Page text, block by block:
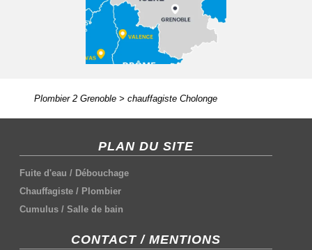
Plombier 2 Grenoble> chauffagiste Cholonge
PLAN DU SITE
Fuite d'eau / Débouchage
Chauffagiste / Plombier
Cumulus /Salle de bain
CONTACT / MENTIONS